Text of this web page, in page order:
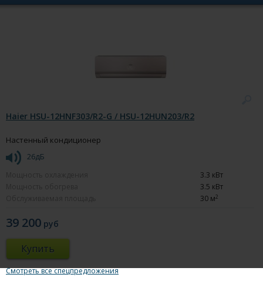
Haier HSU-12HNF303/R2-G / HSU-12HUN203/R2
Настенный кондиционер
26дБ
3.3 кВт
3.5 кВт
30 м2
39 200 руб
Купить
Смотреть все спецпредложения